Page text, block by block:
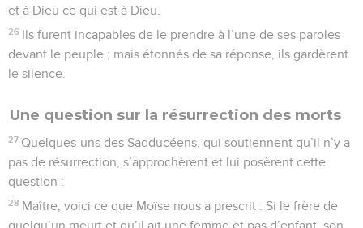
et à Dieu ce qui est à Dieu.
26 Ils furent incapables de le prendre à l’une de ses paroles
devant le peuple ; mais étonnés de sa réponse, ils gardèrent
le silence.
Une question sur la résurrection des morts
27 Quelques-uns des Sadducéens, qui soutiennent qu’il n’y a
pas de résurrection, s’approchèrent et lui posèrent cette
question :
28 Maître, voici ce que Moïse nous a prescrit : Si le frère de
quelqu’un meurt et qu’il ait une femme et pas d’enfant, son